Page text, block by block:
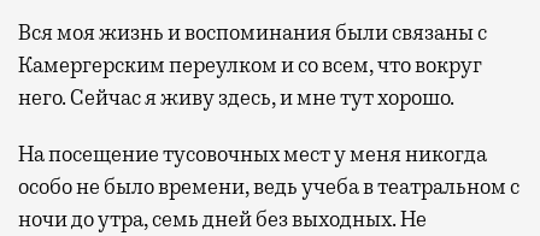
Вся моя жизнь и воспоминания были связаны с
Камергерским переулком и со всем, что вокруг
него. Сейчас я живу здесь, и мне тут хорошо.
На посещение тусовочных мест у меня никогда
особо не было времени, ведь учеба в театральном с
ночи до утра, семь дней без выходных. Не